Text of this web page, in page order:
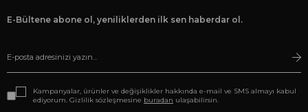
E-Bültene abone ol, yeniliklerden ilk sen haberdar ol.
Kampanyalar, ürünler ve değişiklikler hakkında e-mail ve SMS almayı kabul
ediyorum. Gizlilik sözleşmesine buradan ulaşabilirsin.